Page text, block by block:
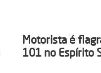
Motorista é
101 no Espírito